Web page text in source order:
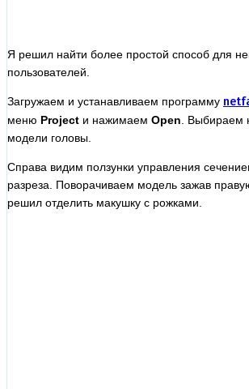
Я решил найти более простой способ для
пользователей.
Загружаем и устанавливаем программу
меню Project и нажимаем Open. Выбираем
модели головы.
Справа видим ползунки управления
разреза. Поворачиваем модель зажав
решил отделить макушку с рожками.